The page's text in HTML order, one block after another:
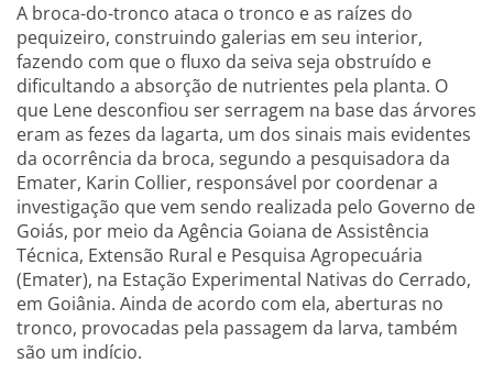
A broca-do-tronco ataca o tronco e as raízes do
pequizeiro, construindo galerias em seu interior,
fazendo com que o fluxo da seiva seja obstruído e
dificultando a absorção de nutrientes pela planta. O
que Lene desconfiou ser serragem na base das árvores
eram as fezes da lagarta, um dos sinais mais evidentes
da ocorrência da broca, segundo a pesquisadora da
Emater, Karin Collier, responsável por coordenar a
investigação que vem sendo realizada pelo Governo de
Goiás, por meio da Agência Goiana de Assistência
Técnica, Extensão Rural e Pesquisa Agropecuária
(Emater), na Estação Experimental Nativas do Cerrado,
em Goiânia. Ainda de acordo com ela, aberturas no
tronco, provocadas pela passagem da larva, também
são um indício.